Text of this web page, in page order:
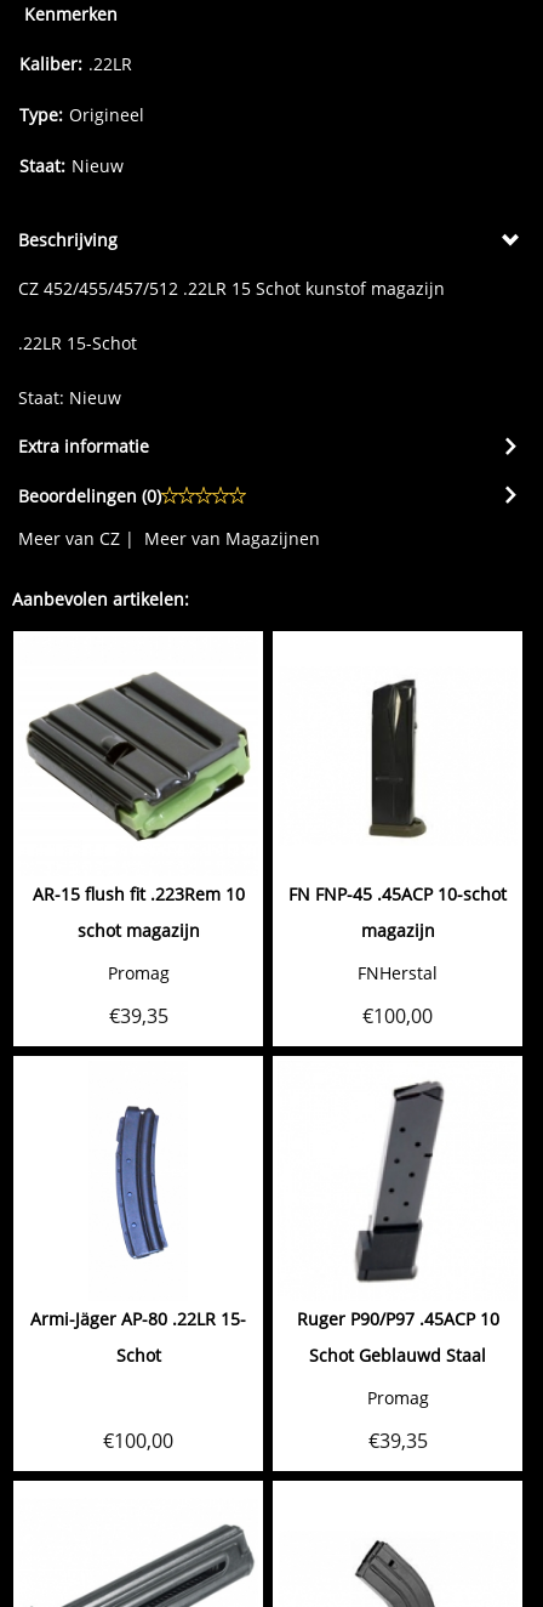
Kenmerken
Kaliber: .22LR
Type: Origineel
Staat: Nieuw
Beschrijving
CZ 452/455/457/512 .22LR 15 Schot kunstof magazijn
.22LR 15-Schot
Staat: Nieuw
Extra informatie
Beoordelingen (0)
Meer van CZ | Meer van Magazijnen
Aanbevolen artikelen:
AR-15 flush fit .223Rem 10
schot magazijn
Promag
€39,35
FN FNP-45 .45ACP 10-schot
magazijn
FNHerstal
€100,00
Armi-Jäger AP-80 .22LR 15-
Schot
€100,00
Ruger P90/P97 .45ACP 10
Schot Geblauwd Staal
Promag
€39,35